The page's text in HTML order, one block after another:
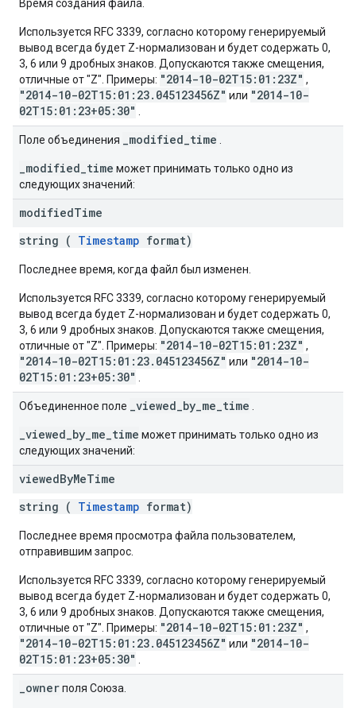
Время создания файла.
Используется RFC 3339, согласно которому генерируемый
вывод всегда будет Z-нормализован и будет содержать 0,
3, 6 или 9 дробных знаков. Допускаются также смещения,
отличные от "Z". Примеры: "2014-10-02T15:01:23Z" ,
"2014-10-02T15:01:23.045123456Z" или "2014-10-
02T15:01:23+05:30"
Поле объединения _modified_time
_modified_time может принимать только одно из
следующих значений:
modifiedTime
string ( Timestamp format)
Последнее время, когда файл был изменен.
Используется RFC 3339, согласно которому генерируемый
вывод всегда будет Z-нормализован и будет содержать 0,
3, 6 или 9 дробных знаков. Допускаются также смещения,
отличные от "Z". Примеры: "2014-10-02T15:01:23Z" ,
"2014-10-02T15:01:23.045123456Z" или "2014-10-
02T15:01:23+05:30"
Объединенное поле _viewed_by_me_time
_viewed_by_me_time может принимать только одно из
следующих значений:
viewedByMeTime
string ( Timestamp format)
Последнее время просмотра файла пользователем,
отправившим запрос.
Используется RFC 3339, согласно которому генерируемый
вывод всегда будет Z-нормализован и будет содержать 0,
3, 6 или 9 дробных знаков. Допускаются также смещения,
отличные от "Z". Примеры: "2014-10-02T15:01:23Z" ,
"2014-10-02T15:01:23.045123456Z" или "2014-10-
02T15:01:23+05:30"
_ownerполя Союза.